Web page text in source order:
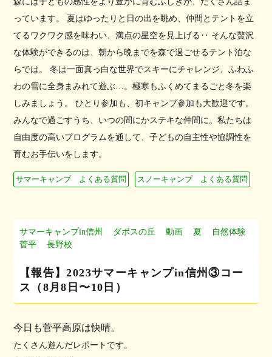
っています。 夏はゆったりと日の出を眺め、仲間とテントを立
てるワクワク感を味わい、満点の星空を見上げる‥ そんな贅沢
な体験ができるのは、朝から晩までを森で過ごせるテント泊な
らでは。 冬は一面真っ白な世界でスキーにチャレンジ、ふわふ
わの雪に全身まみれて遊ぶ…。極寒もふくめてまるごと冬を楽
しみましょう。 ひとり参加も、初キャンプ参加も大歓迎です。
みんなで過ごすうち、いつの間にかステキな仲間に。私たちは
自由度の高いプログラムを通して、子どもの自主性や協調性を
育むお手伝いをします。
サマーキャンプ よくある質問 スノーキャンプ よくある質問
サマーキャンプin信州 ダボスの丘 動画 夏
自然体験
菅平
長野校
【報告】2023サマーキャンプin信州③コー
ス（8月8日〜10日）
今日も菅平高原は快晴。
たくさん遊んだレポートです。